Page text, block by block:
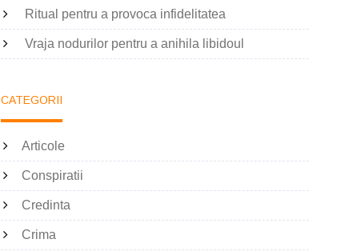
Ritual pentru a provoca infidelitatea
Vraja nodurilor pentru a anihila libidoul
CATEGORII
Articole
Conspiratii
Credinta
Crima